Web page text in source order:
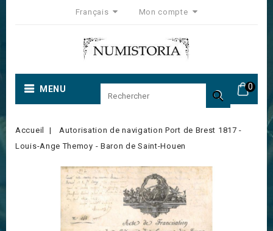
Français Mon compte
0
MENU 
Accueil
Autorisation de navigation Port de Brest 1817 -
Louis-Ange Themoy - Baron de Saint-Houen